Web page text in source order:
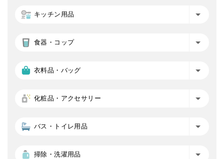
キッチン用品
食器・コップ
衣料品・バッグ
化粧品・アクセサリー
バス・トイレ用品
掃除・洗濯用品